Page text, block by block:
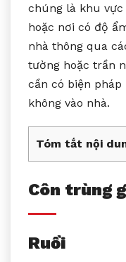
chúng là khu
hoặc nơi có độ
nhà thông qua
tường hoặc trần
cần có biện
không vào nhà.
Tóm tắt nội
Côn trùng
Ruồi